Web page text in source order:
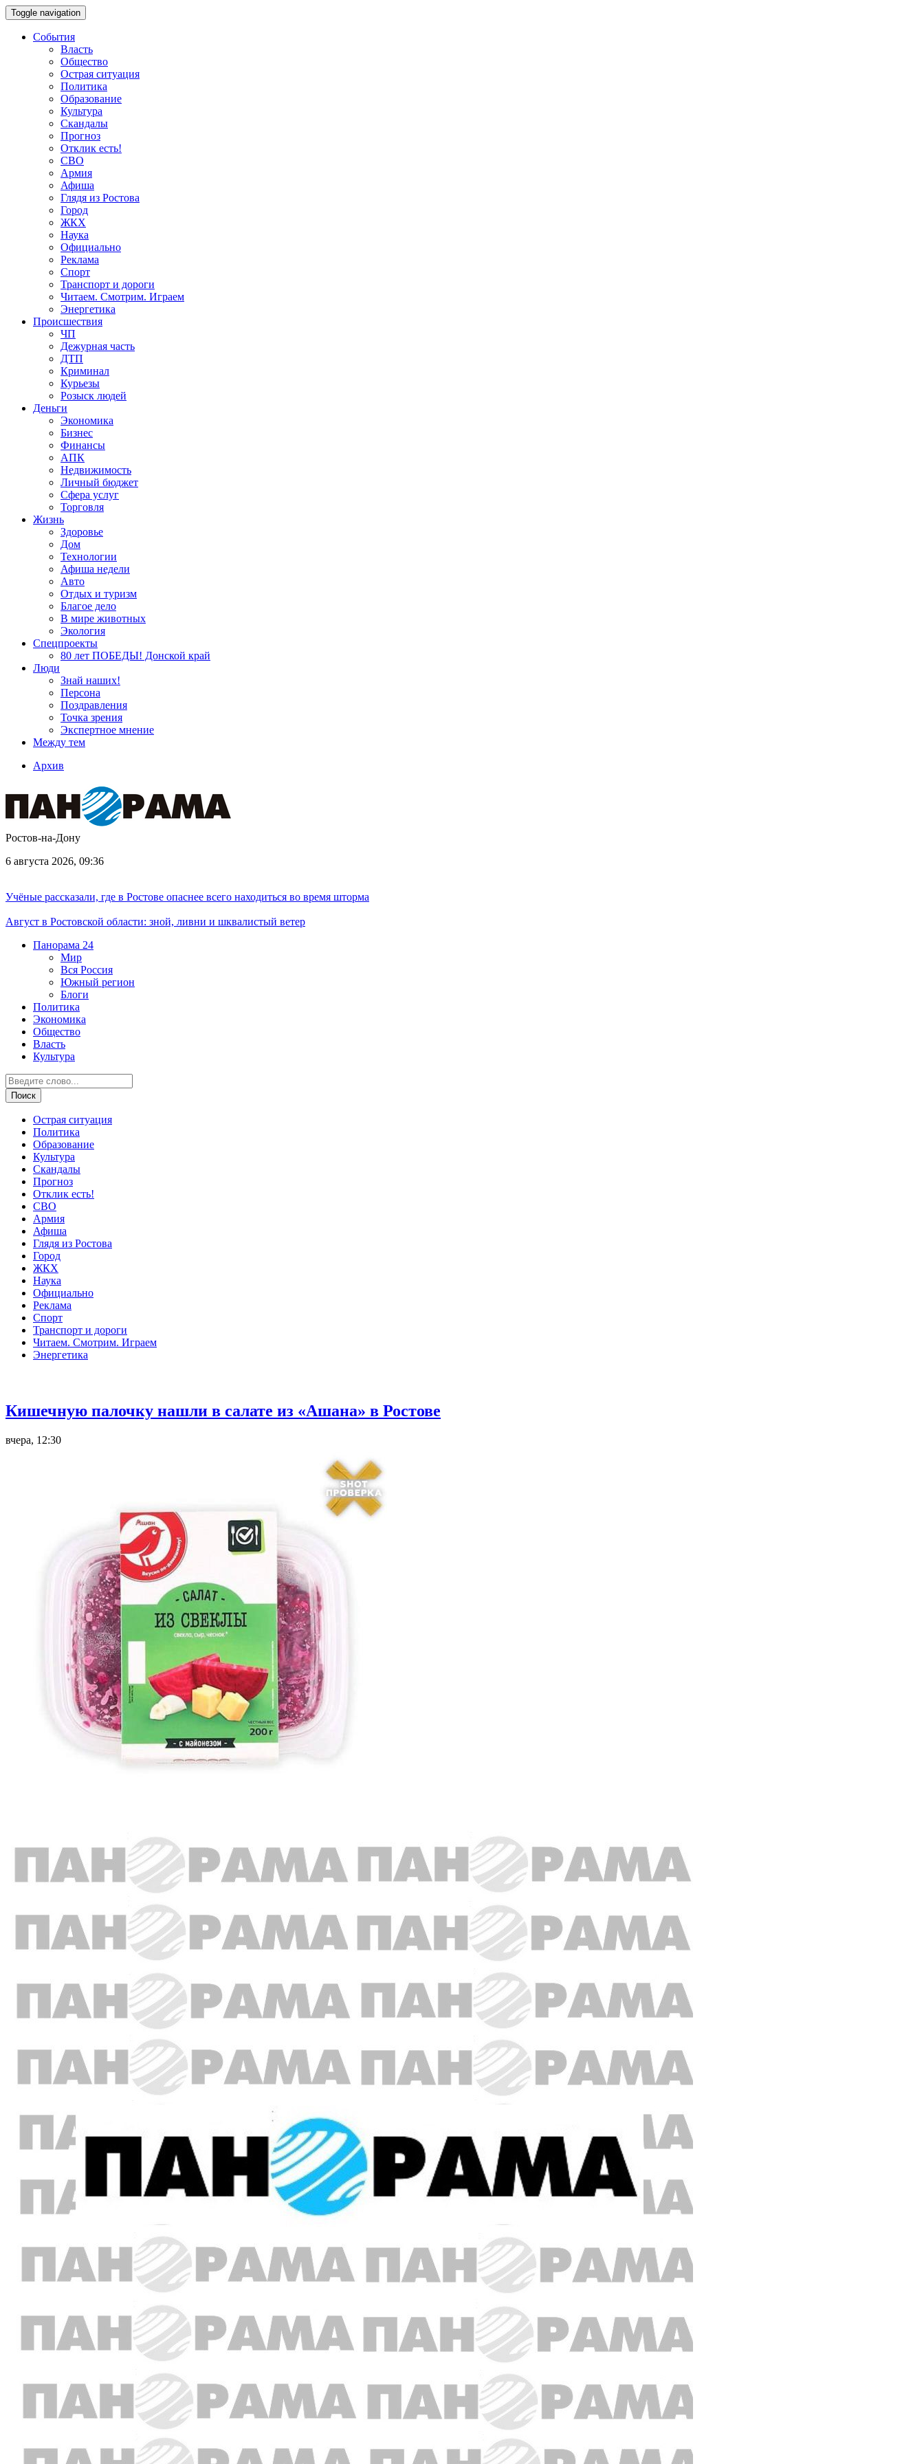
Toggle navigation
События
Власть
Общество
Острая ситуация
Политика
Образование
Культура
Скандалы
Прогноз
Отклик есть!
СВО
Армия
Афиша
Глядя из Ростова
Город
ЖКХ
Наука
Официально
Реклама
Спорт
Транспорт и дороги
Читаем. Смотрим. Играем
Энергетика
Происшествия
ЧП
Дежурная часть
ДТП
Криминал
Курьезы
Розыск людей
Деньги
Экономика
Бизнес
Финансы
АПК
Недвижимость
Личный бюджет
Сфера услуг
Торговля
Жизнь
Здоровье
Дом
Технологии
Афиша недели
Авто
Отдых и туризм
Благое дело
В мире животных
Экология
Спецпроекты
80 лет ПОБЕДЫ! Донской край
Люди
Знай наших!
Персона
Поздравления
Точка зрения
Экспертное мнение
Между тем
Архив
Ростов-на-Дону
6 августа 2026, 09:36
Учёные рассказали, где в Ростове опаснее всего находиться во время шторма
Август в Ростовской области: зной, ливни и шквалистый ветер
Панорама 24
Мир
Вся Россия
Южный регион
Блоги
Политика
Экономика
Общество
Власть
Культура
Острая ситуация
Политика
Образование
Культура
Скандалы
Прогноз
Отклик есть!
СВО
Армия
Афиша
Глядя из Ростова
Город
ЖКХ
Наука
Официально
Реклама
Спорт
Транспорт и дороги
Читаем. Смотрим. Играем
Энергетика
Кишечную палочку нашли в салате из «Ашана» в Ростове
вчера, 12:30